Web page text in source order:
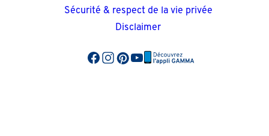
Sécurité & respect de la vie privée
Disclaimer